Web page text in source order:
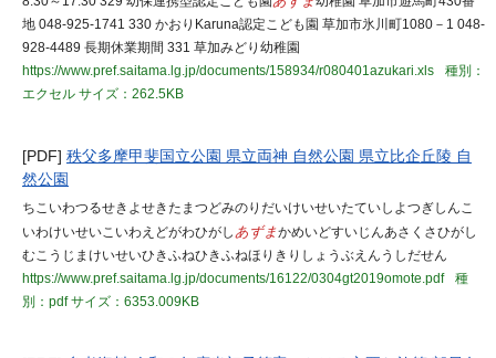
地 048-925-1741 330 かおりKaruna認定こども園 草加市氷川町1080－1 048-
928-4489 長期休業期間 331 草加みどり幼稚園
https://www.pref.saitama.lg.jp/documents/158934/r080401azukari.xls
種別：
エクセル サイズ：262.5KB
[PDF] 秩父多摩甲斐国立公園 県立両神 自然公園 県立比企丘陵 自
然公園
ちこいわつるせきよせきたまつどみのりだいけいせいたていしよつぎしんこ
いわけいせいこいわえどがわひがし あずまかめいどすいじんあさくさひがし
むこうじまけいせいひきふねひきふねほりきりしょうぶえんうしだせん
https://www.pref.saitama.lg.jp/documents/16122/0304gt2019omote.pdf
種
別：pdfサイズ：6353.009KB